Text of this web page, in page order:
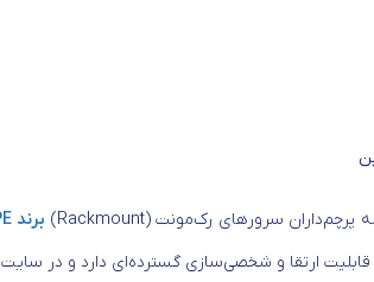
برند HPE
ارتقا و شخصی‌سازی گسترده‌ای دارد و در سایت